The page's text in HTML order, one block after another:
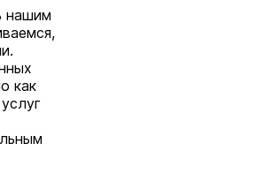
нашим
как